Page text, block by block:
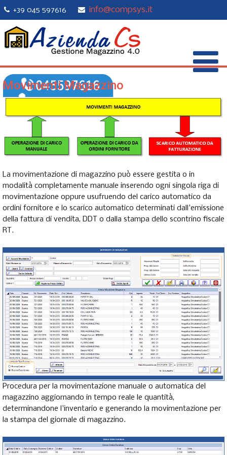
+39 045 597616 info@compsys.it
Movimenti Magazzino
La movimentazione di magazzino può essere gestita o in
modalità completamente manuale inserendo ogni singola riga di
movimentazione oppure usufruendo del carico automatico da
ordini fornitore e lo scarico automatico determinati dall'emissione
della fattura di vendita, DDT o dalla stampa dello scontrino fiscale
RT.
Procedura per la movimentazione manuale o automatica del
magazzino aggiornando in tempo reale le quantità,
determinandone l'inventario e generando la movimentazione per
la stampa del giornale di magazzino.